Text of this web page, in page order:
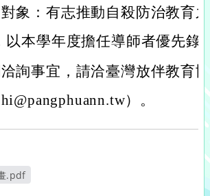
象：有志推動自殺防治教育
以本學年度擔任導師者優先錄
詢事宜，請洽臺灣放伴教育
）。
.pdf